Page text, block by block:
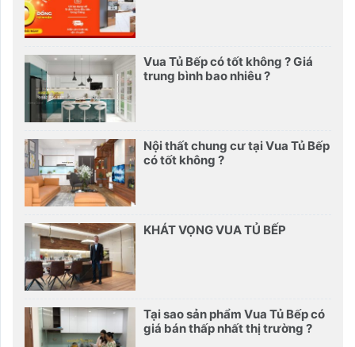
Vua Tủ Bếp có tốt không ? Giá
trung bình bao nhiêu ?
Nội thất chung cư tại Vua Tủ Bếp
có tốt không ?
KHÁT VỌNG VUA TỦ BẾP
Tại sao sản phẩm Vua Tủ Bếp có
giá bán thấp nhất thị trường ?